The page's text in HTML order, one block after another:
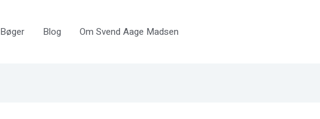
Bøger Blog Om Svend Aage Madsen